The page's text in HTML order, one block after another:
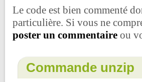
Le code est bien commenté
particulière. Si vous ne
poster un commentaire ou
Commande unzip